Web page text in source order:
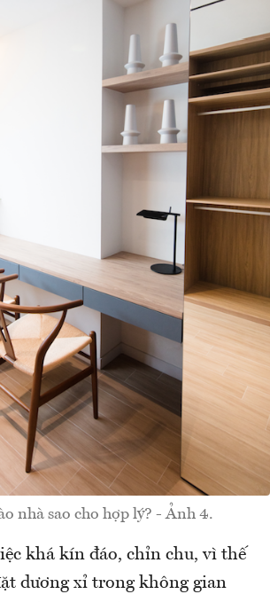
nhà sao cho hợp lý? - Ảnh 4.
khá kín đáo, chỉn chu, vì thế
dương xỉ trong không gian